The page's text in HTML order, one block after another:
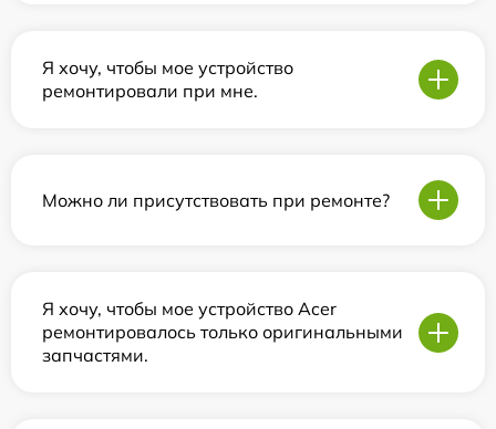
Я хочу, чтобы мое устройство
ремонтировали при мне.
Можно ли присутствовать при ремонте?
Я хочу, чтобы мое устройство Acer
ремонтировалось только оригинальными
запчастями.